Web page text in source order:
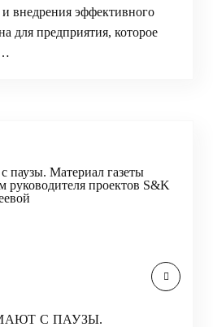
внедрения эффективного
для предприятия, которое
С ПАУЗЫ.